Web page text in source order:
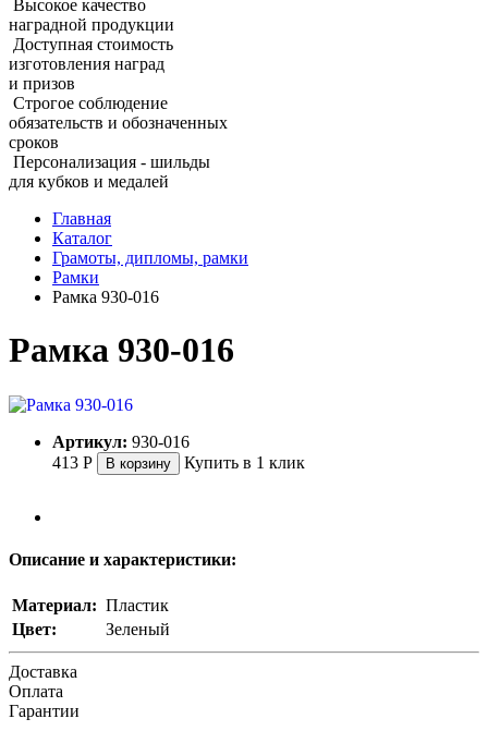
Высокое качество
наградной продукции
Доступная стоимость
изготовления наград
и призов
Строгое соблюдение
обязательств и обозначенных
сроков
Персонализация - шильды
для кубков и медалей
Главная
Каталог
Грамоты, дипломы, рамки
Рамки
Рамка 930‑016
Рамка 930‑016
Артикул: 930-016
413 Р В корзину Купить в 1 клик
Описание и характеристики:
Материал: Пластик
Цвет:
Зеленый
Доставка
Оплата
Гарантии